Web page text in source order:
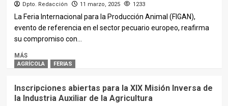
Dpto. Redacción 11 marzo, 2025 1233
La Feria Internacional para la Producción Animal (FIGAN),
evento de referencia en el sector pecuario europeo, reafirma
su compromiso con...
MÁS
AGRÍCOLA FERIAS
Inscripciones abiertas para la XIX Misión Inversa de
la Industria Auxiliar de la Agricultura